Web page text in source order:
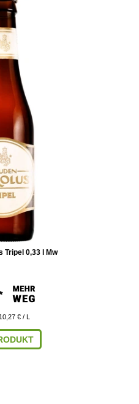
Tripel 0,33 l Mw
10,27 € / L